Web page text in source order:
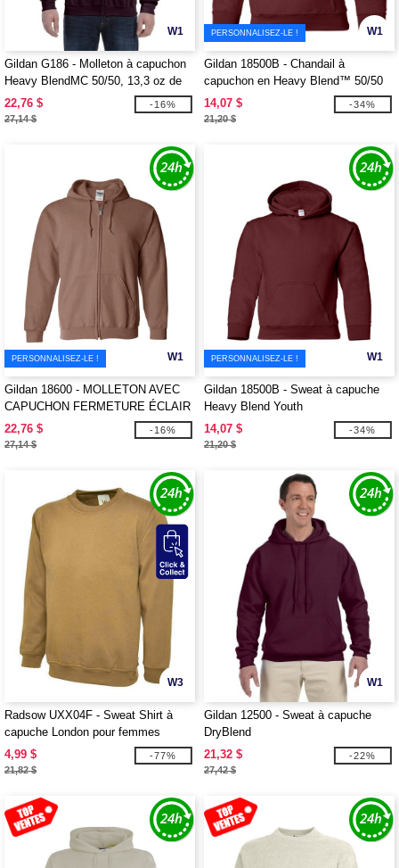
W1
Gildan G186 - Molleton à capuchon
Heavy BlendMC 50/50, 13,3 oz de
MD avec glissière tout au long
22,76 $
27,14 $
-16%
W1
PERSONNALISEZ-LE !
Gildan 18500B - Chandail à
capuchon en Heavy Blend™ 50/50
14,07 $
21,20 $
-34%
W1
PERSONNALISEZ-LE !
Gildan 18600 - MOLLETON AVEC
CAPUCHON FERMETURE ÉCLAIR
8 oz.
22,76 $
27,14 $
-16%
W1
PERSONNALISEZ-LE !
Gildan 18500B - Sweat à capuche
Heavy Blend Youth
14,07 $
21,20 $
-34%
W3
Radsow UXX04F - Sweat Shirt à
capuche London pour femmes
4,99 $
21,82 $
-77%
W1
Gildan 12500 - Sweat à capuche
DryBlend
21,32 $
27,42 $
-22%